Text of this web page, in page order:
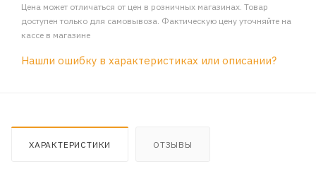
Цена может отличаться от цен в розничных магазинах. Товар
доступен только для самовывоза. Фактическую цену уточняйте на
кассе в магазине
Нашли ошибку в характеристиках или описании?
ХАРАКТЕРИСТИКИ ОТЗЫВЫ